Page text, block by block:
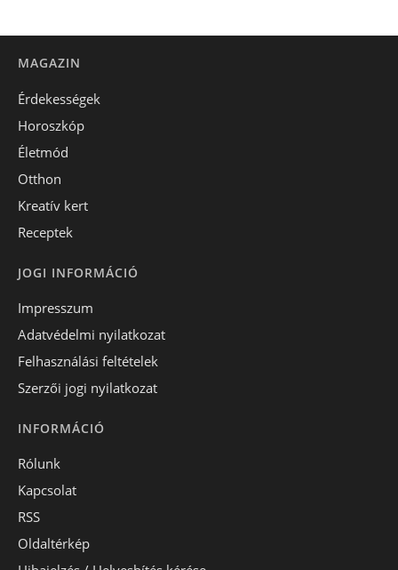
MAGAZIN
Érdekességek
Horoszkóp
Életmód
Otthon
Kreatív kert
Receptek
JOGI INFORMÁCIÓ
Impresszum
Adatvédelmi nyilatkozat
Felhasználási feltételek
Szerzői jogi nyilatkozat
INFORMÁCIÓ
Rólunk
Kapcsolat
RSS
Oldaltérkép